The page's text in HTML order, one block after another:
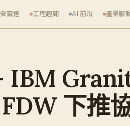
雷達 工程趣聞 AI 前沿 產業脈
下推